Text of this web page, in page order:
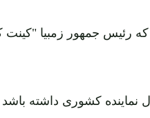
جمهور زمبیا "کینت
کشوری داشته